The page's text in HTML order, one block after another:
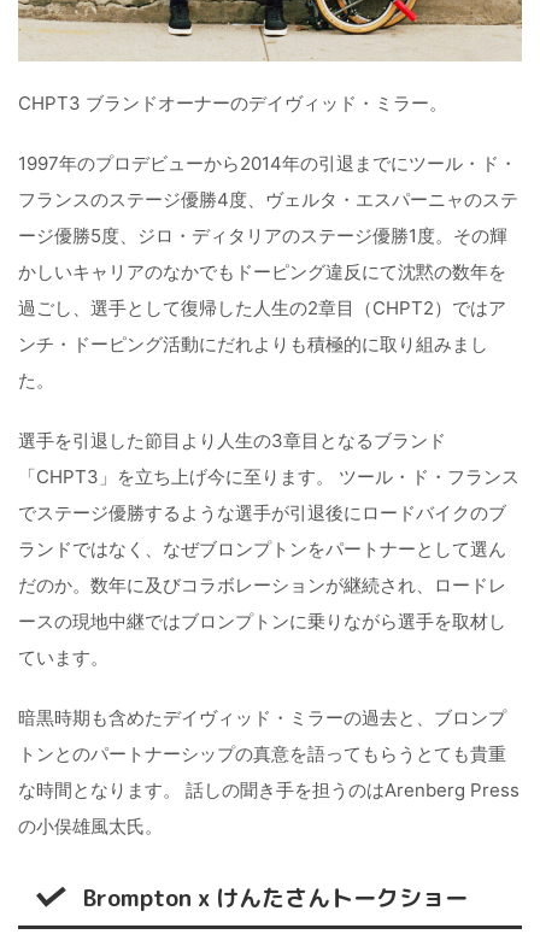
CHPT3 ブランドオーナーのデイヴィッド・ミラー。
1997年のプロデビューから2014年の引退までにツール・ド・
フランスのステージ優勝4度、ヴェルタ・エスパーニャのステ
ージ優勝5度、ジロ・ディタリアのステージ優勝1度。その輝
かしいキャリアのなかでもドーピング違反にて沈黙の数年を
過ごし、選手として復帰した人生の2章目（CHPT2）ではア
ンチ・ドーピング活動にだれよりも積極的に取り組みまし
た。
選手を引退した節目より人生の3章目となるブランド
「CHPT3」を立ち上げ今に至ります。 ツール・ド・フランス
でステージ優勝するような選手が引退後にロードバイクのブ
ランドではなく、なぜブロンプトンをパートナーとして選ん
だのか。数年に及びコラボレーションが継続され、ロードレ
ースの現地中継ではブロンプトンに乗りながら選手を取材し
ています。
暗黒時期も含めたデイヴィッド・ミラーの過去と、ブロンプ
トンとのパートナーシップの真意を語ってもらうとても貴重
な時間となります。 話しの聞き手を担うのはArenberg Press
の小俣雄風太氏。
Brompton x けんたさんトークショー